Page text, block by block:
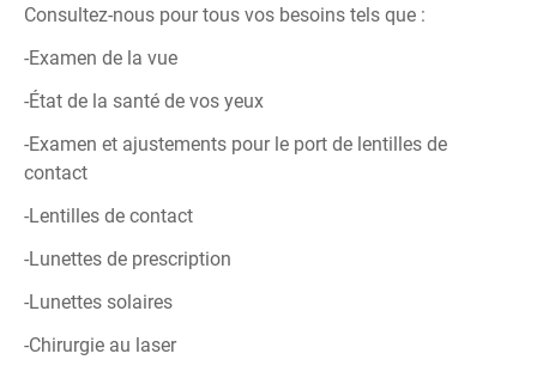
Consultez-nous pour tous vos besoins tels que :
-Examen de la vue
-État de la santé de vos yeux
-Examen et ajustements pour le port de lentilles de
contact
-Lentilles de contact
-Lunettes de prescription
-Lunettes solaires
-Chirurgie au laser